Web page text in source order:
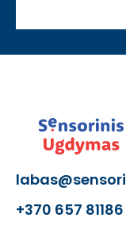
+370 657 81186